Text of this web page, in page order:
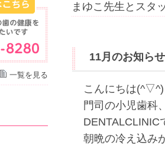
まゆこ先生とスタ
11月のお知らせ
こんにちは(^▽^)
門司の小児歯科
DENTALCLINIC
朝晩の冷え込み
一覧を見る